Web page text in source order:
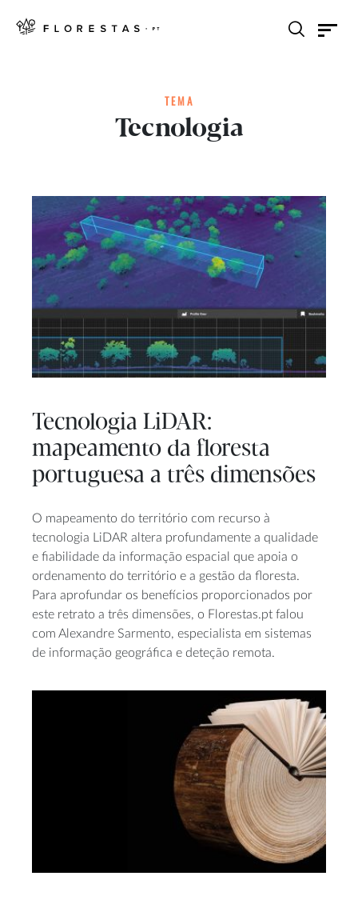
TEMA
Tecnologia
Tecnologia LiDAR:
mapeamento da floresta
portuguesa a três dimensões
O mapeamento do território com recurso à
tecnologia LiDAR altera profundamente a qualidade
e fiabilidade da informação espacial que apoia o
ordenamento do território e a gestão da floresta.
Para aprofundar os benefícios proporcionados por
este retrato a três dimensões, o Florestas.pt falou
com Alexandre Sarmento, especialista em sistemas
de informação geográfica e deteção remota.